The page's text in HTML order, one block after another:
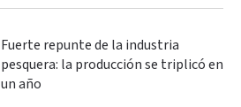
Fuerte repunte de la industria
pesquera: la producción se triplicó en
un año